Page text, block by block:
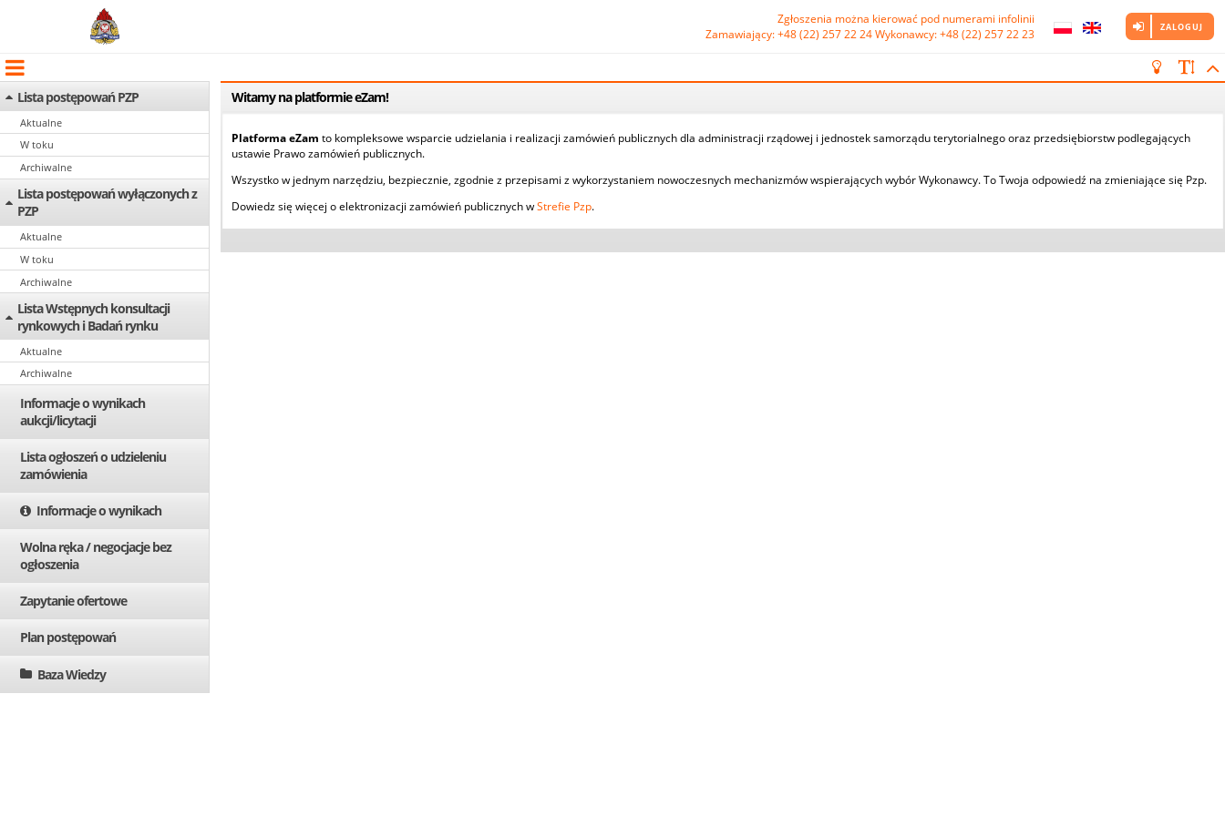
Zgłoszenia można kierować pod numerami infolinii
Zamawiający: +48 (22) 257 22 24 Wykonawcy: +48 (22) 257 22 23
ZALOGUJ
Lista postępowań PZP
Aktualne
W toku
Archiwalne
Lista postępowań wyłączonych z
PZP
Aktualne
W toku
Archiwalne
Lista Wstępnych konsultacji
rynkowych i Badań rynku
Aktualne
Archiwalne
Informacje o wynikach
aukcji/licytacji
Lista ogłoszeń o udzieleniu
zamówienia
Informacje o wynikach
Wolna ręka / negocjacje bez
ogłoszenia
Zapytanie ofertowe
Plan postępowań
Baza Wiedzy
Witamy na platformie eZam!
Platforma eZam to kompleksowe wsparcie udzielania i realizacji zamówień publicznych dla administracji rządowej i jednostek samorządu terytorialnego oraz przedsiębiorstw podlegających
ustawie Prawo zamówień publicznych.
Wszystko w jednym narzędziu, bezpiecznie, zgodnie z przepisami z wykorzystaniem nowoczesnych mechanizmów wspierających wybór Wykonawcy. To Twoja odpowiedź na zmieniające się Pzp.
Dowiedz się więcej o elektronizacji zamówień publicznych wStrefie Pzp.